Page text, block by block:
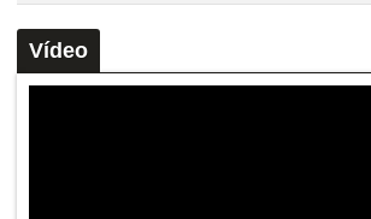
Vídeo